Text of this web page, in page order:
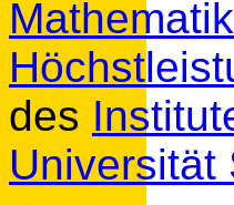
Mathematik
des